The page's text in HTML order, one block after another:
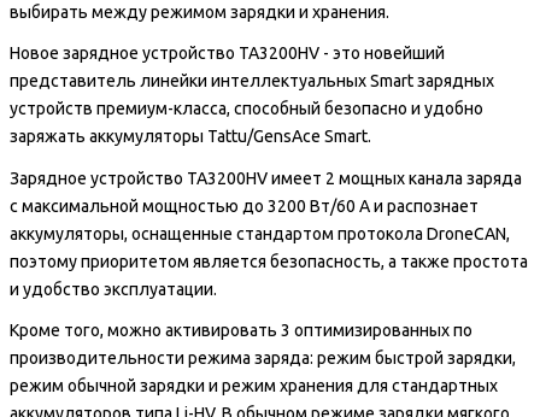
выбирать между режимом зарядки и хранения.
Новое зарядное устройство TA3200HV - это новейший
представитель линейки интеллектуальных Smart зарядных
устройств премиум-класса, способный безопасно и удобно
заряжать аккумуляторы Tattu/GensAce Smart.
Зарядное устройство TA3200HV имеет 2 мощных канала заряда
с максимальной мощностью до 3200 Вт/60 А и распознает
аккумуляторы, оснащенные стандартом протокола DroneCAN,
поэтому приоритетом является безопасность, а также простота
и удобство эксплуатации.
Кроме того, можно активировать 3 оптимизированных по
производительности режима заряда: режим быстрой зарядки,
режим обычной зарядки и режим хранения для стандартных